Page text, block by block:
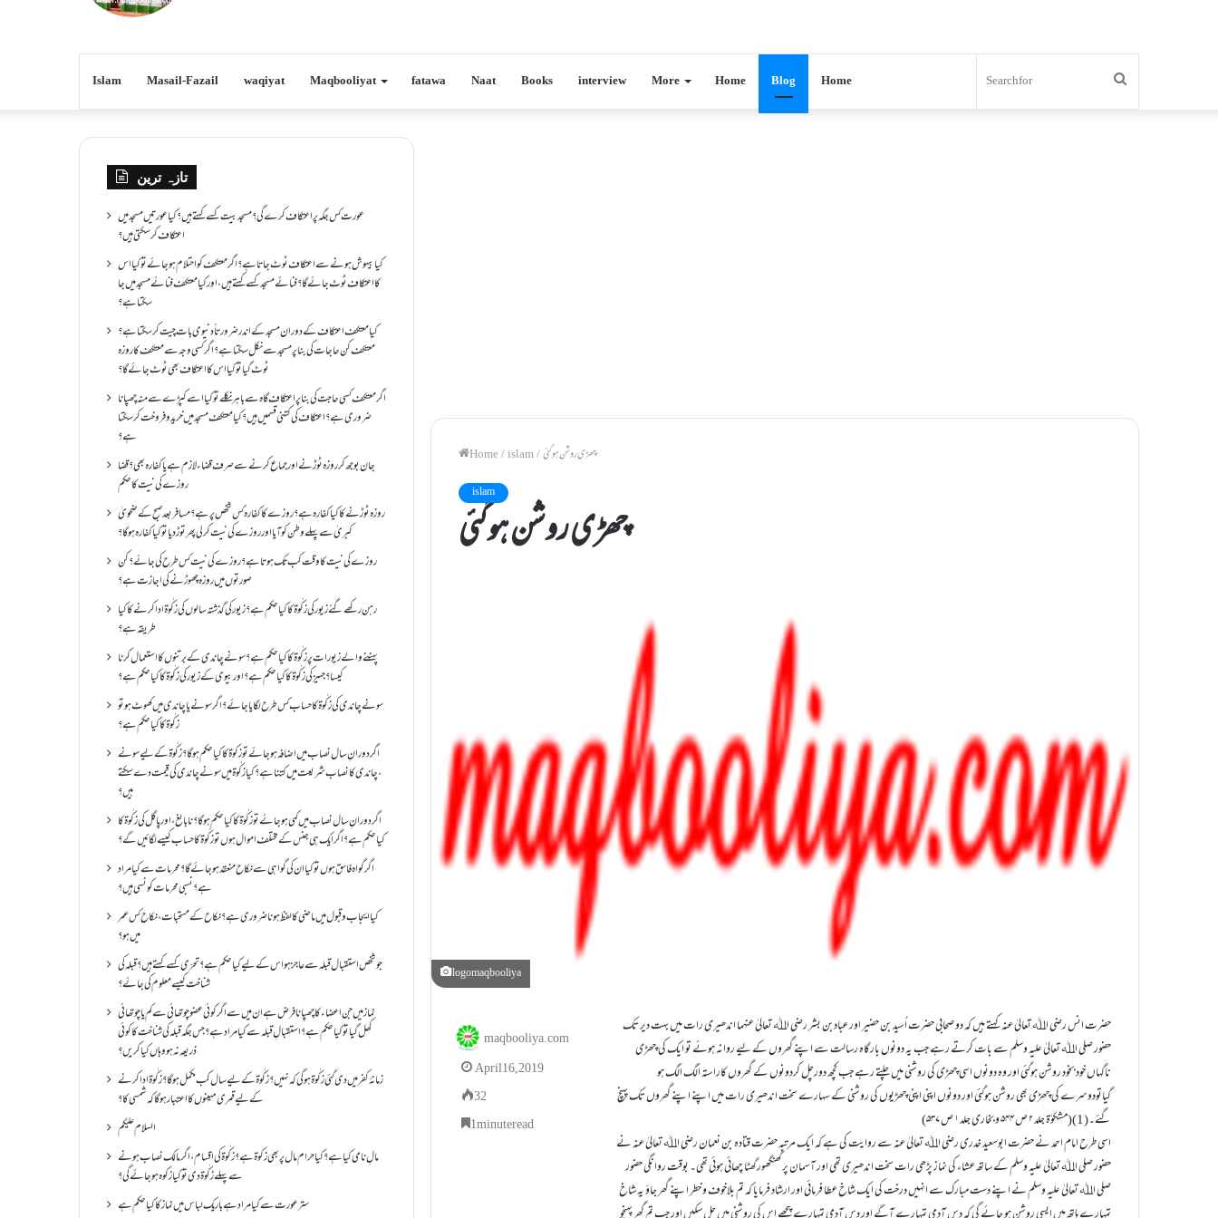
Islam Masail-Fazail waqiyat Maqbooliyat fatawa Naat Books interview More Home Blog Home
Home/islam/چھڑی روشن ہوگئی
islam
چھڑی روشن ہوگئی
logomaqbooliya
حضور صلی اﷲ تعالیٰ علیہ وسلم سے بات کرتے رہے جب یہ دونوں بارگاہ رسالت سے اپنے گھروں کے لیے روانہ ہوئے تو ایک کی چھڑی
ناگہاں خود بخود روشن ہوگئی اور وہ دونوں اسی چھڑی کی روشنی میں چلتے رہے جب کچھ دورچل کردونوں کے گھروں کاراستہ الگ الگ ہو
گیاتودوسرے کی چھڑی بھی روشن ہوگئی اور دونوں اپنی اپنی چھڑیوں کی روشنی کے سہارے سخت اندھیری رات میں اپنے اپنے گھروں تک پہنچ
گئے۔(1)(مشکوٰۃ جلد ۲ ص ۵۴۴ و بخاری جلد ۱ ص ۵۳۷)
حضور صلی اﷲ تعالیٰ علیہ وسلم کے ساتھ عشاء کی نماز پڑھی رات سخت اندھیری تھی اور آسمان پر گھنگھور گھٹا چھائی ہوئی تھی۔ بوقت روانگی حضور
صلی اﷲ تعالیٰ علیہ وسلم نے اپنے دست مبارک سے انہیں درخت کی ایک شاخ عطا فرمائی اور ارشاد فرمایا کہ تم بلاخوف و خطر اپنے گھر جاؤ یہ شاخ
maqbooliya.com
April 16, 2019
32
1 minute read
تازہ ترین
عورت کس جگہ پر اعتکاف کرے گی؟مسجد بیت کسے کہتے ہیں؟کیا عورتیں مسجد میں
اعتکاف کر سکتی ہیں؟
کیا بیہوش ہونے سے اعتکاف ٹوٹ جاتا ہے؟ اگر معتکف کو احتلام ہو جائے تو کیا اس
کا اعتکاف ٹوٹ جائے گا؟فنائے مسجد کسے کہتے ہیں ، اور کیا معتکف فنائے مسجد میں جا
سکتا ہے؟
کیا معتکف اعتکاف کے دوران مسجد کے اندر ضرورتاً دنیوی بات چیت کر سکتا ہے؟
معتکف کن حاجات کی بنا پر مسجد سے نکل سکتا ہے؟ اگر کسی وجہ سے معتکف کا روزہ
ٹوٹ گیا تو کیا اس کا اعتکاف بھی ٹوٹ جائے گا؟
اگر معتکف کسی حاجت کی بنا پر اعتکاف گاہ سے باہر نکلے تو کیا اسے کپڑے سے منہ چھپانا
ضروری ہے؟اعتکاف کی کتنی قسمیں ہیں؟کیا معتکف مسجد میں خرید و فروخت کر سکتا
ہے؟
جان بوجھ کر روزہ ٹوڑنے اور جماع کرنے سے صرف قضاء لازم ہے یا کفارہ بھی؟ قضا
روزے کی نیت کا حکم
روزہ ٹوڑنے کا کیا کفارہ ہے؟روزے کا کفارہ کس شخص پر ہے؟ مسافر بعد صبح کے ضحویٰ
کبریٰ سے پہلے وطن کو آیا اور روزے کی نیت کر لی پھر توڑ دیا تو کیا کفارہ ہو گا؟
روزے کی نیت کا وقت کب تک ہوتا ہے؟ روزے کی نیت کس طرح کی جائے؟ کن
صورتوں میں روزہ چھوڑنے کی اجازت ہے؟
رہن رکھے گئے زیور کی زکٰوۃ کا کیا حکم ہے؟زیور کی گذشتہ سالوں کی زکٰوۃ ادا کرنے کا کیا
طریقہ ہے؟
پہننے والے زیورات پر زکٰوۃ کا کیا حکم ہے؟ سونے چاندی کے برتنوں کا استعمال کرنا
کیسا؟ جہیز کی زکٰوۃ کا کیا حکم ہے؟ اور بیوی کے زیور کی زکٰوۃ کا کیا حکم ہے؟
سونے چاندی کی زکٰوۃ کا حساب کس طرح لگایا جائے؟ اگر سونے یا چاندی میں کھوٹ ہو تو
زکٰوۃ کا کیا حکم ہے؟
اگر دورانِ سال نصاب میں اضافہ ہو جائے تو زکوۃ کا کیا حکم ہو گا؟ زکٰوۃ کے لیے سونے
،چاندی کا نصاب شریعت میں کتنا ہے؟ کیا زکٰوۃ میں سونے چاندی کی قیمت دے سکتے
ہیں؟
اگر دورانِ سال نصاب میں کمی ہو جائے تو زکٰوۃ کا کیا حکم ہو گا؟ نا بالغ ، اور پاگل کی زکٰوۃ کا
کیا حکم ہے؟ اگر ایک ہی جنس کے مختلف اموال ہوں تو زکٰوۃ کا حساب کیسے لگائیں گے؟
اگر گواہ فاسق ہوں تو کیا ان کی گواہی سے نکاح منعقد ہو جائے گا؟ محرمات سے کیا مراد
ہے؟ نسبی محرمات کونسی ہیں؟
کیا ایجاب و قبول میں ماضی کا لفظ ہونا ضروری ہے؟ نکاح کے مستحبات، نکاح کس عمر
میں ہو؟
جو شخص استقبال قبلہ سے عاجز ہو اس کے لیے کیا حکم ہے؟ تحرّی کسے کہتے ہیں؟ قبلہ کی
شناخت کیسے معلوم کی جائے؟
نماز میں جن اعضاء کا چھپانا فرض ہے ان میں سے اگر کوئی عضو چوتھائی سے کم یا چوتھائی
کھل گیا تو کیا حکم ہے؟استقبالِ قبلہ سے کیا مراد ہے؟جس جگہ قبلہ کی شناخت کا کوئی
ذریعہ نہ ہو وہاں کیا کریں؟
زمانۂ کفر میں دی گئی زکٰوۃ ہو گی کہ نہیں؟زکٰوۃ کے لیے سال کب مکمل ہو گا؟زکٰوۃ ادا کرنے
کے لیے قمری مہینوں کا اعتبار ہو گا کہ شمسی کا؟
السلام علیکم
مالِ نامی کیا ہے؟ کیا حرام مال پر بھی زکوۃ ہے؟ زکٰوۃ کی اقسام ،اگر مالک نصاب ہونے
سے پہلے زکٰوۃ دی تو کیا زکوه ہو جائےگی؟
ستر عورت سے کیا مراد ہے باریک لباس میں نماز کا کیا حکم ہے